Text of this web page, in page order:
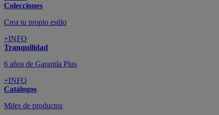
Colecciones
Crea tu propio estilo
+INFO
Tranquilidad
6 años de Garantía Plus
+INFO
Catálogos
Miles de productos